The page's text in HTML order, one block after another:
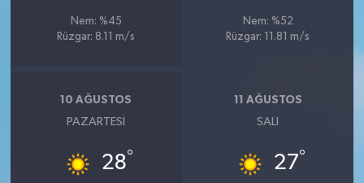
Nem: %45
Rüzgar: 8.11 m/s
Nem: %52
Rüzgar: 11.81 m/s
10 AĞUSTOS
PAZARTESI
28°
11 AĞUSTOS
SALI
27°